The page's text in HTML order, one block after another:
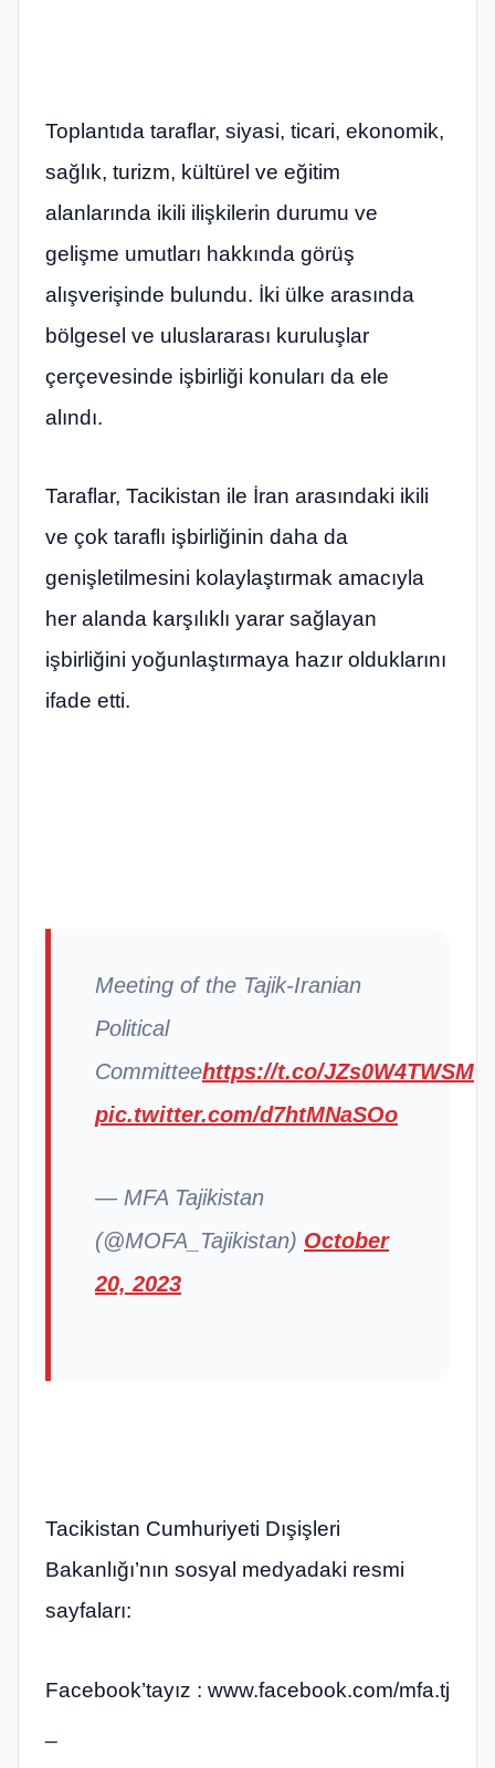
Toplantıda taraflar, siyasi, ticari, ekonomik,
sağlık, turizm, kültürel ve eğitim
alanlarında ikili ilişkilerin durumu ve
gelişme umutları hakkında görüş
alışverişinde bulundu. İki ülke arasında
bölgesel ve uluslararası kuruluşlar
çerçevesinde işbirliği konuları da ele
alındı.
Taraflar, Tacikistan ile İran arasındaki ikili
ve çok taraflı işbirliğinin daha da
genişletilmesini kolaylaştırmak amacıyla
her alanda karşılıklı yarar sağlayan
işbirliğini yoğunlaştırmaya hazır olduklarını
ifade etti.
Meeting of the Tajik-Iranian
Political
Committeehttps://t.co/JZs0W4TWSM
pic.twitter.com/d7htMNaSOo
— MFA Tajikistan
(@MOFA_Tajikistan) October
20, 2023
Tacikistan Cumhuriyeti Dışişleri
Bakanlığı’nın sosyal medyadaki resmi
sayfaları:
Facebook’tayız : www.facebook.com/mfa.tj